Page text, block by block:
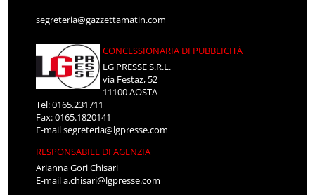
segreteria@gazzettamatin.com
CONCESSIONARIA DI PUBBLICITÀ
LG PRESSE S.R.L.
via Festaz, 52
11100 AOSTA
Tel: 0165.231711
Fax: 0165.1820141
E-mailsegreteria@lgpresse.com
RESPONSABILE DI AGENZIA
Arianna Gori Chisari
E-maila.chisari@lgpresse.com